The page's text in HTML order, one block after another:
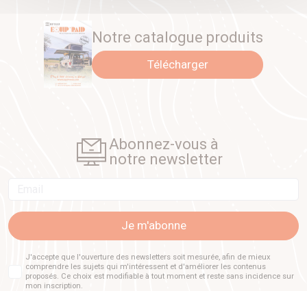
Notre catalogue produits
Télécharger
Abonnez-vous à
notre newsletter
Je m'abonne
J'accepte que l'ouverture des newsletters soit mesurée, afin de mieux
comprendre les sujets qui m'intéressent et d'améliorer les contenus
proposés. Ce choix est modifiable à tout moment et reste sans incidence sur
mon inscription.